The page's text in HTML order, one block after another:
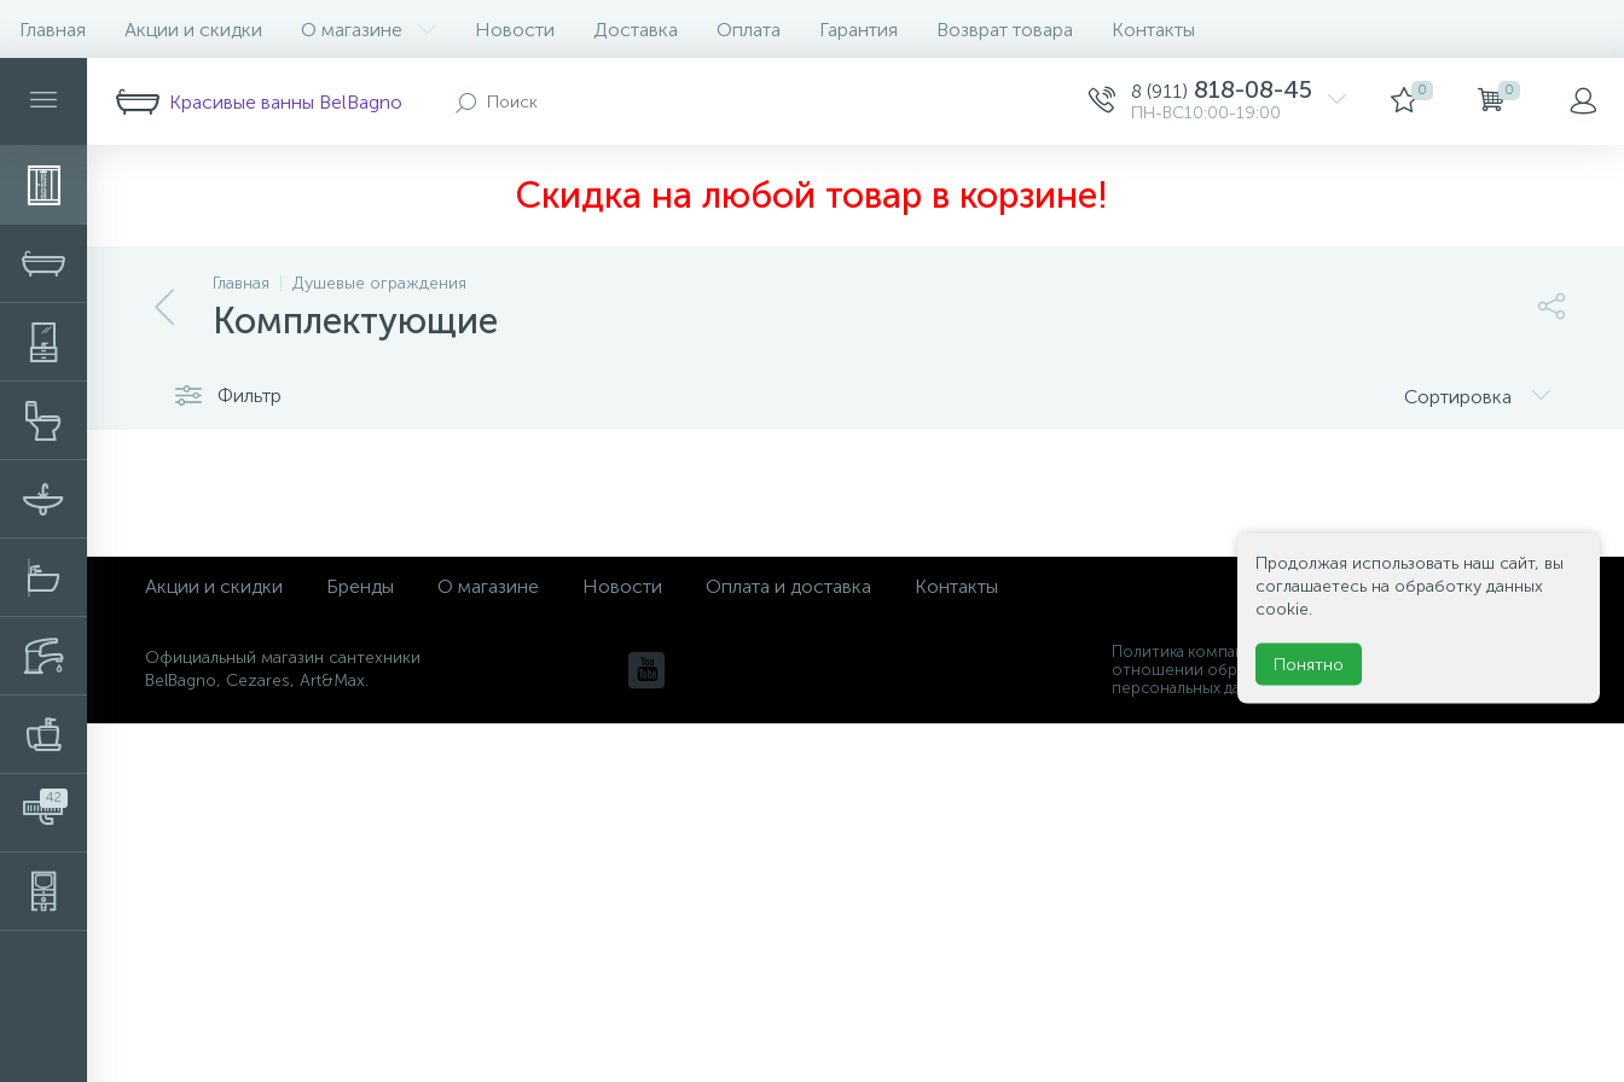
Главная Акции и скидки О магазине Новости Доставка Оплата Гарантия Возврат товара Контакты
Красивые ванны BelBagno 8 (911) 818-08-45
ПН-ВС10:00-19:00
0 0
Скидка на любой товар в корзине!
42
Главная Душевые ограждения
Комплектующие
Фильтр Сортировка
Акции и скидки Бренды О магазине Новости Оплата и доставка Контакты
Официальный магазин сантехники
BelBagno, Cezares, Art&Max.
Политика компании в
отношении обработки
персональных данных
Продолжая использовать наш сайт, вы
соглашаетесь на обработку данных
cookie.
Понятно